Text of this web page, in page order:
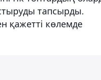
тапсырды.
қажетті көлемде